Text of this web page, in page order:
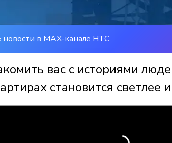
новости в MAX-канале НТС
вас с историями
становится светлее